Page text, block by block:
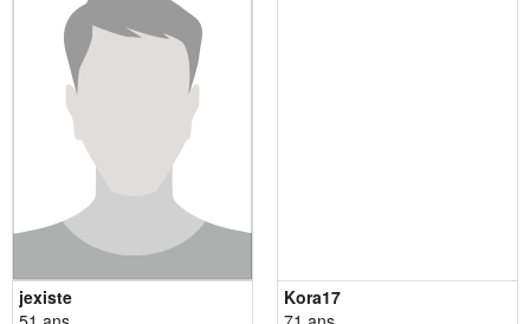
jexiste
Kora17